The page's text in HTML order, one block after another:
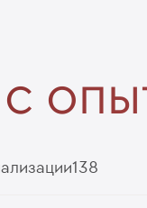
138